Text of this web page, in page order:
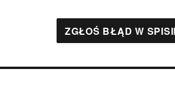
ZGŁOŚ BŁĄD W